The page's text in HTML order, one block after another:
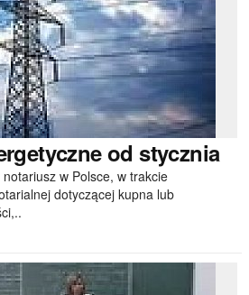
od stycznia
w Polsce, w trakcie
dotyczącej kupna lub